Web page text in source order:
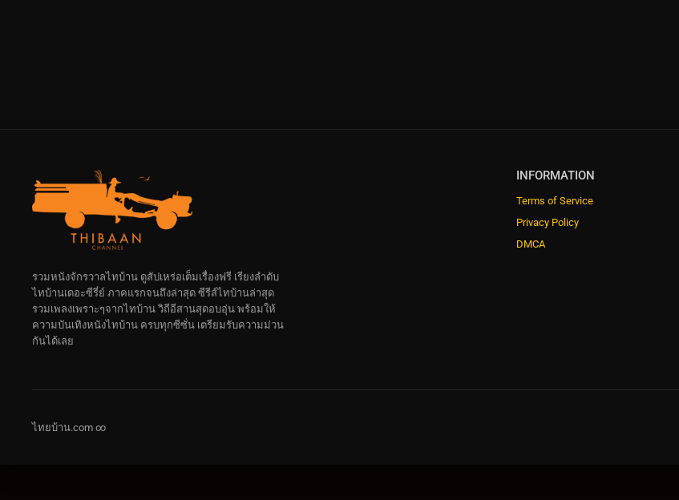
INFORMATION
Terms of Service
Privacy Policy
DMCA
รวมหนังจักรวาลไทบ้าน ดูสัปเหร่อเต็มเรื่องฟรี เรียงลำดับ
ไทบ้านเดอะซีรี่ย์ ภาคแรกจนถึงล่าสุด ซีรีส์ไทบ้านล่าสุด
รวมเพลงเพราะๆจากไทบ้าน วิถีอีสานสุดอบอุ่น พร้อมให้
ความบันเทิงหนังไทบ้าน ครบทุกซีซั่น เตรียมรับความม่วน
กันได้เลย
ไทยบ้าน.com ∞